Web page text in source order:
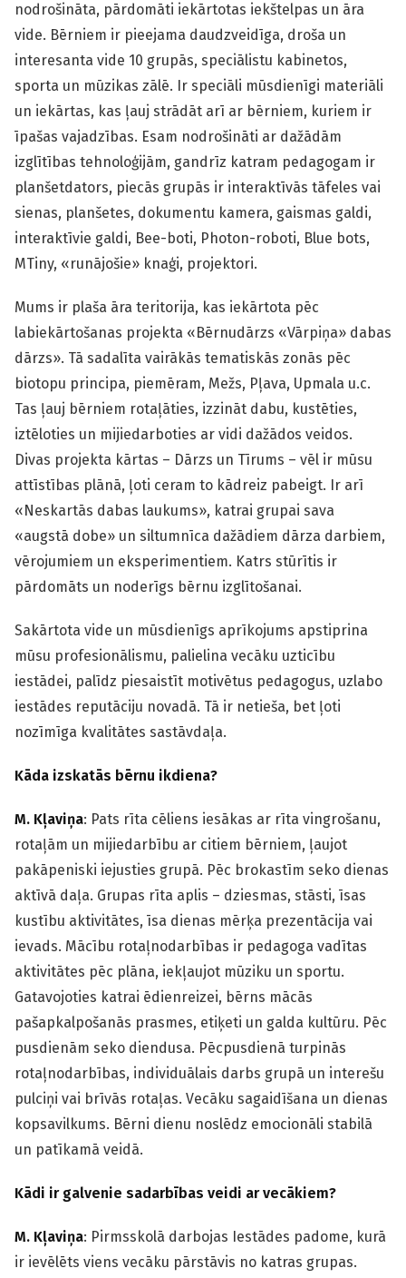
nodrošināta, pārdomāti iekārtotas iekštelpas un āra
vide. Bērniem ir pieejama daudzveidīga, droša un
interesanta vide 10 grupās, speciālistu kabinetos,
sporta un mūzikas zālē. Ir speciāli mūsdienīgi materiāli
un iekārtas, kas ļauj strādāt arī ar bērniem, kuriem ir
īpašas vajadzības. Esam nodrošināti ar dažādām
izglītības tehnoloģijām, gandrīz katram pedagogam ir
planšetdators, piecās grupās ir interaktīvās tāfeles vai
sienas, planšetes, dokumentu kamera, gaismas galdi,
interaktīvie galdi, Bee-boti, Photon-roboti, Blue bots,
MTiny, «runājošie» knaģi, projektori.
Mums ir plaša āra teritorija, kas iekārtota pēc
labiekārtošanas projekta «Bērnudārzs «Vārpiņa» dabas
dārzs». Tā sadalīta vairākās tematiskās zonās pēc
biotopu principa, piemēram, Mežs, Pļava, Upmala u.c.
Tas ļauj bērniem rotaļāties, izzināt dabu, kustēties,
iztēloties un mijiedarboties ar vidi dažādos veidos.
Divas projekta kārtas – Dārzs un Tīrums – vēl ir mūsu
attīstības plānā, ļoti ceram to kādreiz pabeigt. Ir arī
«Neskartās dabas laukums», katrai grupai sava
«augstā dobe» un siltumnīca dažādiem dārza darbiem,
vērojumiem un eksperimentiem. Katrs stūrītis ir
pārdomāts un noderīgs bērnu izglītošanai.
Sakārtota vide un mūsdienīgs aprīkojums apstiprina
mūsu profesionālismu, palielina vecāku uzticību
iestādei, palīdz piesaistīt motivētus pedagogus, uzlabo
iestādes reputāciju novadā. Tā ir netieša, bet ļoti
nozīmīga kvalitātes sastāvdaļa.
Kāda izskatās bērnu ikdiena?
M. Kļaviņa: Pats rīta cēliens iesākas ar rīta vingrošanu,
rotaļām un mijiedarbību ar citiem bērniem, ļaujot
pakāpeniski iejusties grupā. Pēc brokastīm seko dienas
aktīvā daļa. Grupas rīta aplis – dziesmas, stāsti, īsas
kustību aktivitātes, īsa dienas mērķa prezentācija vai
ievads. Mācību rotaļnodarbības ir pedagoga vadītas
aktivitātes pēc plāna, iekļaujot mūziku un sportu.
Gatavojoties katrai ēdienreizei, bērns mācās
pašapkalpošanās prasmes, etiķeti un galda kultūru. Pēc
pusdienām seko diendusa. Pēcpusdienā turpinās
rotaļnodarbības, individuālais darbs grupā un interešu
pulciņi vai brīvās rotaļas. Vecāku sagaidīšana un dienas
kopsavilkums. Bērni dienu noslēdz emocionāli stabilā
un patīkamā veidā.
Kādi ir galvenie sadarbības veidi ar vecākiem?
M. Kļaviņa: Pirmsskolā darbojas Iestādes padome, kurā
ir ievēlēts viens vecāku pārstāvis no katras grupas.